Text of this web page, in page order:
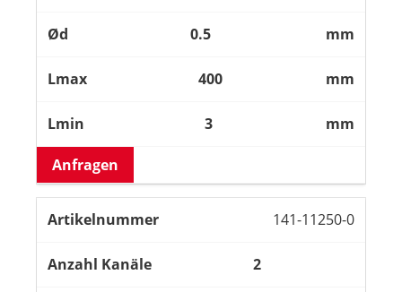
0.5 mm
400 mm
3 mm
Anfragen
141-11250-0
2